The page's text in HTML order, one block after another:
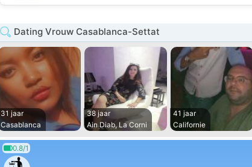
💕
Dating Vrouw Casablanca-Settat
31 jaar
Casablanca
38 jaar
Ain Diab, La Corni
41 jaar
Californie
0.8/1